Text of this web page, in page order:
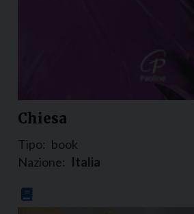
Chiesa
Tipo: book
Nazione: Italia